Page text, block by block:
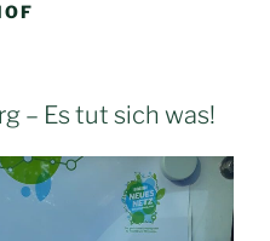
– Es tut sich was!